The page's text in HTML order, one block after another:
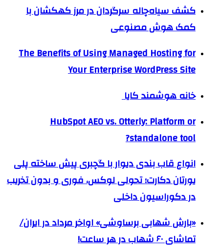
کشف سیاه‌چاله سرگردان در مرز کهکشان با
کمک هوش مصنوعی
The Benefits of Using Managed Hosting for
Your Enterprise WordPress Site
خانه هوشمند کایا
HubSpot AEO vs. Otterly: Platform or
standalone tool?
انواع قاب بندی دیوار با گچبری پیش ساخته پلی
یورتان دکارت؛ تحولی لوکس، فوری و بدون تخریب
در دکوراسیون داخلی
«بارش شهابی برساوشی» اواخر مرداد در ایران/
تماشای ۶۰ شهاب در هر ساعت!